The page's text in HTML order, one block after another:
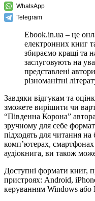
WhatsApp
Telegram
Ebook.in.ua – це
електронних книг
збираємо кращі та
заслуговують на
представлені
різноманітні
Завдяки відгукам та
зможете вирішити чи
“Південна Корона” автора
зручному для себе
підходять для читання
комп’ютерах,
аудіокнига, ви також
Доступні формати книг,
пристроях: Android,
керуванням Windows або